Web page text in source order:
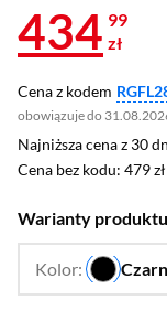
434 99
zł
Cena z kodem
obowiązuje do
Najniższa cena z 30
Najniższa cena z 30
Cena bez kodu: 479 zł
Cena bez kodu: 479 zł
Warianty produktu
Kolor: